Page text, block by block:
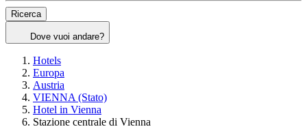
Ricerca
Dove vuoi andare?
Hotels
Europa
Austria
VIENNA (Stato)
Hotel in Vienna
Stazione centrale di Vienna